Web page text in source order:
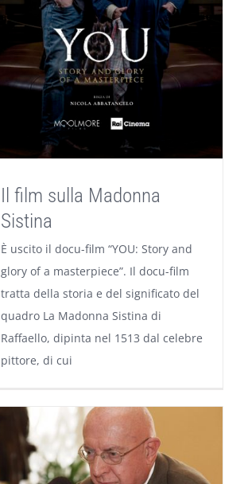
Il film sulla Madonna
Sistina
È uscito il docu-film “YOU: Story and
glory of a masterpiece”. Il docu-film
tratta della storia e del significato del
quadro La Madonna Sistina di
Raffaello, dipinta nel 1513 dal celebre
pittore, di cui